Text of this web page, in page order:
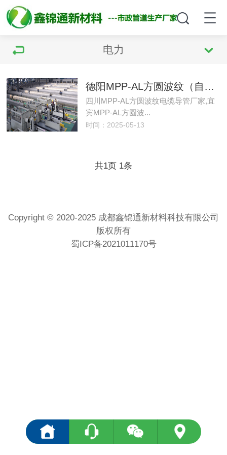
电力
德阳MPP-AL方圆波纹（自锁式）电缆导管
四川MPP-AL方圆波纹电缆导管厂家,宜
宾MPP-AL方圆波...
时间：2025-05-13
共1页 1条
Copyright © 2020-2025 成都鑫锦通新材料科技有限公司
版权所有
蜀ICP备2021011170号
<